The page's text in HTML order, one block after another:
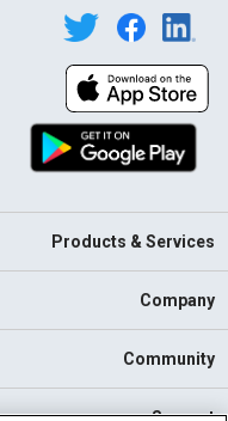
Products & Services
Company
Community